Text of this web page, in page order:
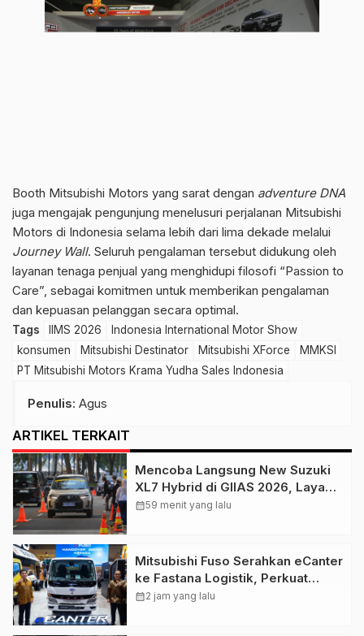
Booth Mitsubishi Motors yang sarat dengan adventure DNA
juga mengajak pengunjung menelusuri perjalanan Mitsubishi
Motors di Indonesia selama lebih dari lima dekade melalui
Journey Wall. Seluruh pengalaman tersebut didukung oleh
layanan tenaga penjual yang menghidupi filosofi “Passion to
Care”, sebagai komitmen untuk memberikan pengalaman
dan kepuasan pelanggan secara optimal.
Tags IIMS 2026
Indonesia International Motor Show
konsumen
Mitsubishi Destinator Mitsubishi XForce
MMKSI
PT Mitsubishi Motors Krama Yudha Sales Indonesia
Penulis: Agus
ARTIKEL TERKAIT
Mencoba Langsung New Suzuki
XL7 Hybrid di GIIAS 2026, Layak
Jadi SUV Keluarga
calendar_month59 menit yang lalu
Mitsubishi Fuso Serahkan eCanter
ke Fastana Logistik, Perkuat
Ekosistem Truk Listrik di
calendar_month2 jam yang lalu